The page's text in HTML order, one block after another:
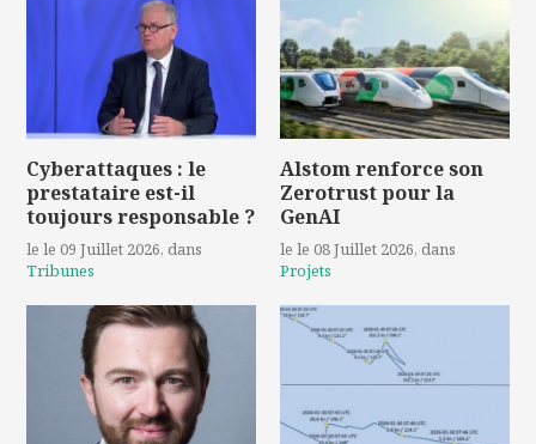
Cyberattaques : le
prestataire est-il
toujours responsable ?
le le 09 Juillet 2026, dans
Tribunes
Alstom renforce son
Zerotrust pour la
GenAI
le le 08 Juillet 2026, dans
Projets